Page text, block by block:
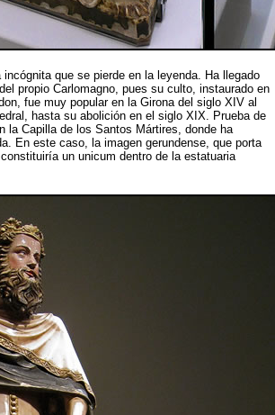
que se pierde en la leyenda. Ha llegado
propio Carlomagno, pues su culto, instaurado en
fue muy popular en la Girona del siglo XIV al
hasta su abolición en el siglo XIX. Prueba de
la Capilla de los Santos Mártires, donde ha
En este caso, la imagen gerundense, que porta
un unicum dentro de la estatuaria